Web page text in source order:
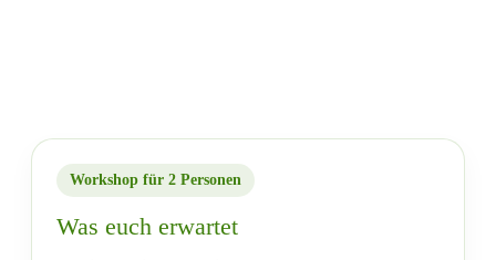
Workshop für 2 Personen
Was euch erwartet